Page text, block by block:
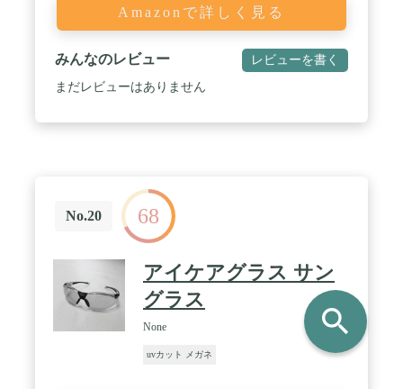
Amazonで詳しく見る
みんなのレビュー レビューを書く
まだレビューはありません
No.20 68
アイケアグラス サン
グラス
None
uvカット メガネ
search